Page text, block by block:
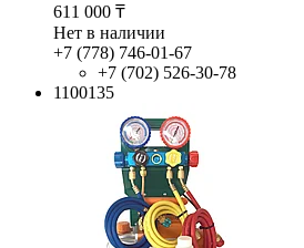
611 000 ₸
Нет в наличии
+7 (778) 746-01-67
+7 (702) 526-30-78
1100135